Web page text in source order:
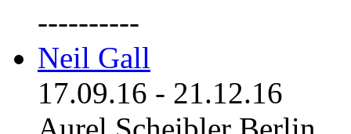
----------
Neil Gall
17.09.16 - 21.12.16